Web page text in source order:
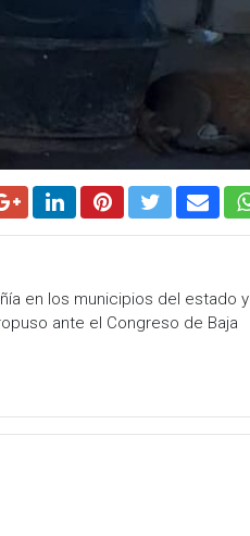
en los municipios del estado y
ante el Congreso de Baja
en las áreas de Control